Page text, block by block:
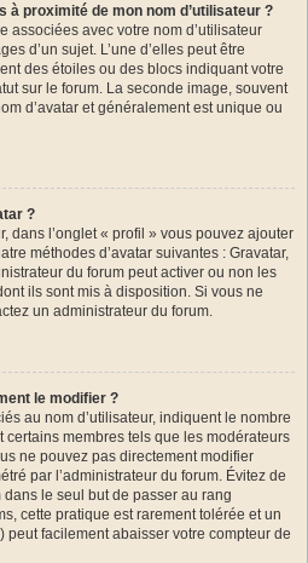
à proximité de mon nom d’utilisateur ?
associées avec votre nom d’utilisateur
d’un sujet. L’une d’elles peut être
des étoiles ou des blocs indiquant votre
sur le forum. La seconde image, souvent
d’avatar et généralement est unique ou
?
dans l’onglet « profil » vous pouvez ajouter
méthodes d’avatar suivantes : Gravatar,
du forum peut activer ou non les
ils sont mis à disposition. Si vous ne
un administrateur du forum.
le modifier ?
au nom d’utilisateur, indiquent le nombre
membres tels que les modérateurs
ne pouvez pas directement modifier
par l’administrateur du forum. Évitez de
le seul but de passer au rang
cette pratique est rarement tolérée et un
facilement abaisser votre compteur de